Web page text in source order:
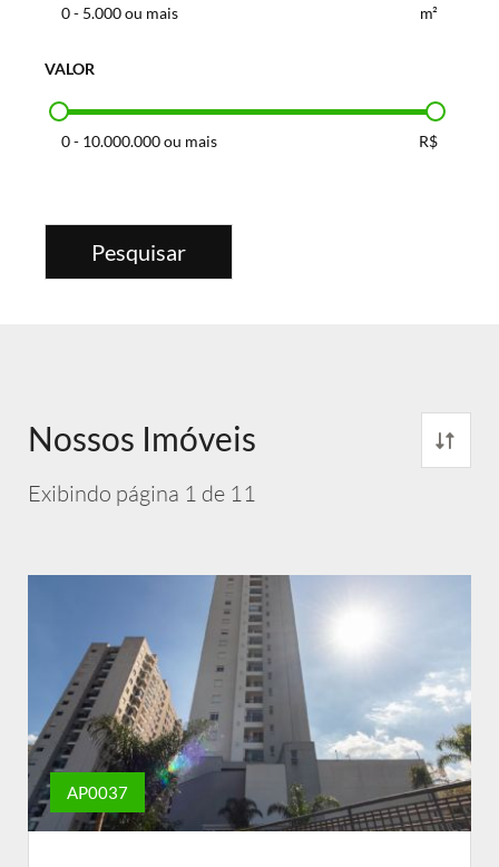
0- 5.000 ou mais m²
VALOR
0- 10.000.000 ou mais R$
Pesquisar
Nossos Imóveis
Exibindo página 1 de 11
AP0037